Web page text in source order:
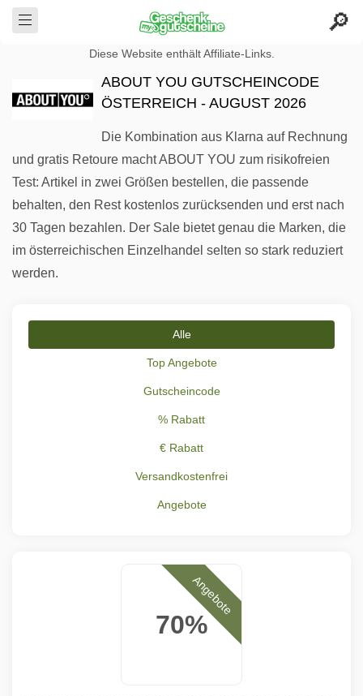
Diese Website enthält Affiliate-Links.
ABOUT YOU GUTSCHEINCODE
ÖSTERREICH - AUGUST 2026
Die Kombination aus Klarna auf Rechnung
und gratis Retoure macht ABOUT YOU zum risikofreien
Test: Artikel in zwei Größen bestellen, die passende
behalten, den Rest kostenlos zurücksenden und erst nach
30 Tagen bezahlen. Der Sale bietet genau die Marken, die
im österreichischen Einzelhandel selten so stark reduziert
werden.
Alle
Top Angebote
Gutscheincode
% Rabatt
€ Rabatt
Versandkostenfrei
Angebote
70%
Angebote